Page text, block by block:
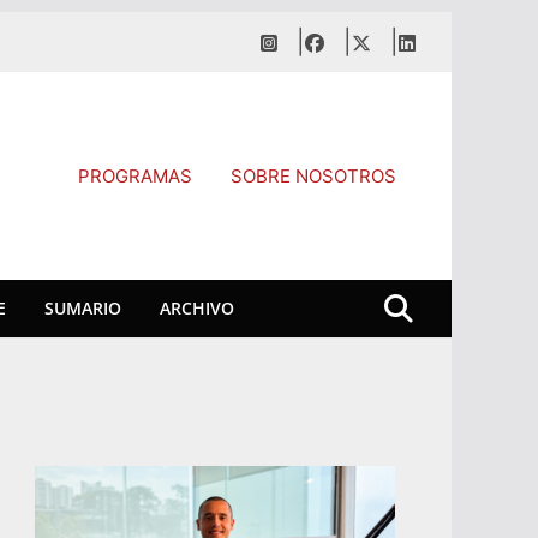
PROGRAMAS SOBRE NOSOTROS
SUMARIO ARCHIVO